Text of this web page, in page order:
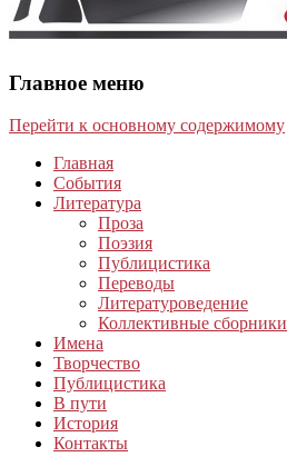
Главное меню
Перейти к основному содержимому
Главная
События
Литература
Проза
Поэзия
Публицистика
Переводы
Литературоведение
Коллективные сборники
Имена
Творчество
Публицистика
В пути
История
Контакты